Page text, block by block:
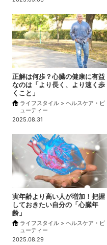
正解は何歩？心臓の健康に有益
なのは「より長く、より速く歩
くこと」
ライフスタイル > ヘルスケア・ビ
ューティー
2025.08.31
実年齢より高い人が増加！把握
しておきたい自分の「心臓年
齢」
ライフスタイル > ヘルスケア・ビ
ューティー
2025.08.29